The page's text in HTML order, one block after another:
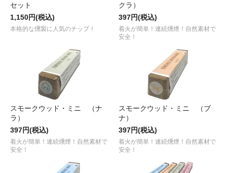
セット
1,150円(税込)
本格的な燻製に人気のチップ！
クラ）
397円(税込)
着火が簡単！連続燻煙！自然素材で
安全！
スモークウッド・ミニ （ナ
ラ）
397円(税込)
着火が簡単！連続燻煙！自然素材で
安全！
スモークウッド・ミニ （ブ
ナ）
397円(税込)
着火が簡単！連続燻煙！自然素材で
安全！